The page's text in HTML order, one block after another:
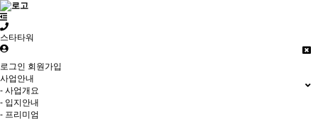
스타타워
로그인 회원가입
사업안내
- 사업개요
- 입지안내
- 프리미엄